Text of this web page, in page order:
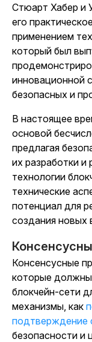
Стюарт Хабер и
его
применением
который был
инновационной
безопасных и
В настоящее
основой
предлагая
их разработки
технологии
технические
потенциал для
создания новых
Консенсусные
которые должны
блокчейн-сети
механизмы, как
подтверждение
безопасности и